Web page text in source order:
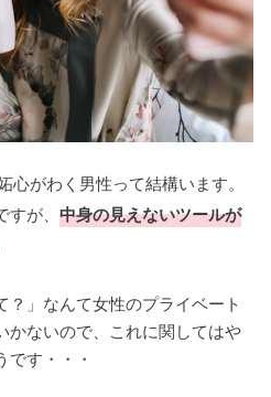
心がわく男性って結構います。
すが、中身の見えないツールが
？」なんて女性のプライベート
かないので、これに関してはや
です・・・